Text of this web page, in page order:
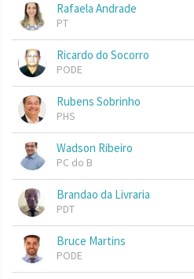
Rafaela Andrade
PT
Ricardo do Socorro
PODE
Rubens Sobrinho
PHS
Wadson Ribeiro
PC do B
Brandao da Livraria
PDT
Bruce Martins
PODE